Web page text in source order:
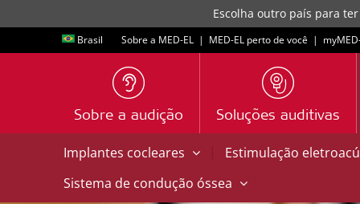
Escolha outro país para
Brasil Sobre a MED-EL | MED-EL perto de você |
Sobre a audição Soluções auditivas
Implantes cocleares | Estimulação
Sistema de condução óssea